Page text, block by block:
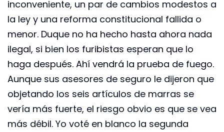
inconveniente, un par de cambios modestos a
la ley y una reforma constitucional fallida o
menor. Duque no ha hecho hasta ahora nada
ilegal, si bien los furibistas esperan que lo
haga después. Ahí vendrá la prueba de fuego.
Aunque sus asesores de seguro le dijeron que
objetando los seis artículos de marras se
vería más fuerte, el riesgo obvio es que se vea
más débil. Yo voté en blanco la segunda